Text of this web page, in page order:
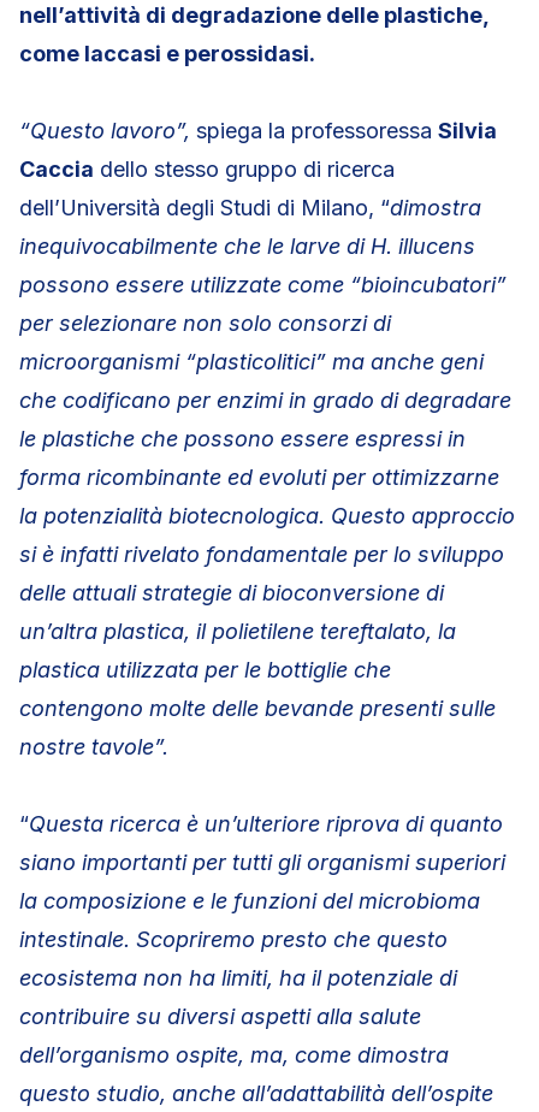
nell’attività di degradazione delle plastiche,
come laccasi e perossidasi.
“Questo lavoro”, spiega la professoressa Silvia
Caccia dello stesso gruppo di ricerca
dell’Università degli Studi di Milano, “dimostra
inequivocabilmente che le larve di H. illucens
possono essere utilizzate come “bioincubatori”
per selezionare non solo consorzi di
microorganismi “plasticolitici” ma anche geni
che codificano per enzimi in grado di degradare
le plastiche che possono essere espressi in
forma ricombinante ed evoluti per ottimizzarne
la potenzialità biotecnologica. Questo approccio
si è infatti rivelato fondamentale per lo sviluppo
delle attuali strategie di bioconversione di
un’altra plastica, il polietilene tereftalato, la
plastica utilizzata per le bottiglie che
contengono molte delle bevande presenti sulle
nostre tavole”.
“Questa ricerca è un’ulteriore riprova di quanto
siano importanti per tutti gli organismi superiori
la composizione e le funzioni del microbioma
intestinale. Scopriremo presto che questo
ecosistema non ha limiti, ha il potenziale di
contribuire su diversi aspetti alla salute
dell’organismo ospite, ma, come dimostra
questo studio, anche all’adattabilità dell’ospite